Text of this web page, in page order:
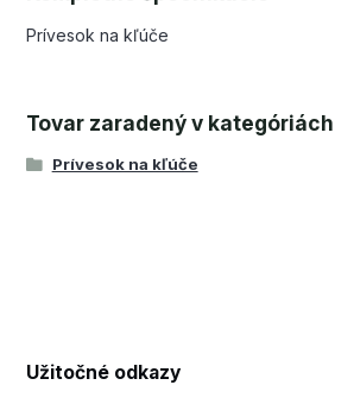
Prívesok na kľúče
Tovar zaradený v kategóriách
Prívesok na kľúče
Užitočné odkazy